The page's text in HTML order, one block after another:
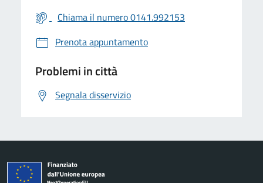
Chiama il numero 0141.992153
Prenota appuntamento
Problemi in città
Segnala disservizio